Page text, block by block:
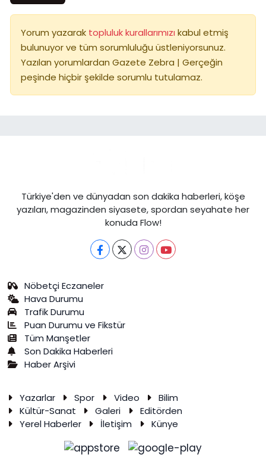
Yorum yazarak topluluk kurallarımızı kabul etmiş
bulunuyor ve tüm sorumluluğu üstleniyorsunuz.
Yazılan yorumlardan Gazete Zebra | Gerçeğin
peşinde hiçbir şekilde sorumlu tutulamaz.
Türkiye'den ve dünyadan son dakika haberleri, köşe
yazıları, magazinden siyasete, spordan seyahate her
konuda Flow!
Nöbetçi Eczaneler
Hava Durumu
Trafik Durumu
Puan Durumu ve Fikstür
Tüm Manşetler
Son Dakika Haberleri
Haber Arşivi
Yazarlar Spor Video
Bilim
Kültür-Sanat
Galeri
Editörden
Yerel Haberler
İletişim Künye